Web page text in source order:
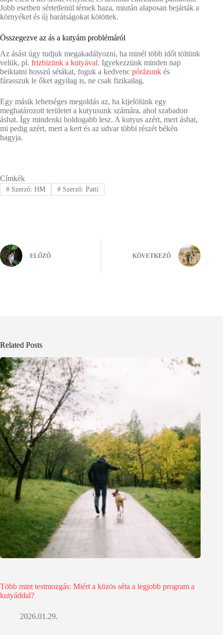
Jobb esetben sértetlenül térnek haza, miután alaposan bejárták a
környéket és új barátságokat kötöttek.
Összegezve az ás a kutyám problémáról
Az ásást úgy tudjuk megakadályozni, ha minél több időt töltünk
velük, pl. frizbizünk a kutyával. Igyekezzünk minden nap
beiktatni hosszú sétákat, foguk a kedvenc pórázunk és
fárasszuk le őket agyilag is, ne csak fizikailag.
Egy másik lehetséges megoldás az, ha kijelölünk egy
meghatározott területet a kutyusunk számára, ahol szabadon
áshat. Így mindenki boldogabb lesz. A kutyus azért, mert áshat,
mi pedig azért, mert a kert és az udvar többi részét békén
hagyja.
Címkék
#Szerző: HM #Szerző: Patti
ELŐZŐ KÖVETKEZŐ
Related Posts
Több mint testmozgás: Miért a közös séta a legjobb program a
kutyáddal?
2026.01.29.